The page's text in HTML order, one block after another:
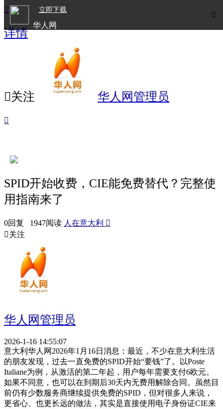

立即下载
华人网

详情
关注 华人网管理员

SPID开始收费，CIE能免费替代？完整使
用指南来了
0回复 1947阅读 人在意大利 
关注
华人网管理员
2026-1-16 14:55:07
意大利华人网2026年1月16日消息：最近，不少在意大利生活
的朋友发现，过去一直免费的SPID开始“要钱”了。以Poste
Italiane为例，从激活的第二年起，用户每年需要支付6欧元。
如果不同意，也可以在到期后30天内无费用解除合同。虽然目
前仍有少数服务商继续提供免费的SPID，但对很多人来说，
更省心、也更长远的做法，其实是直接使用电子身份证CIE来